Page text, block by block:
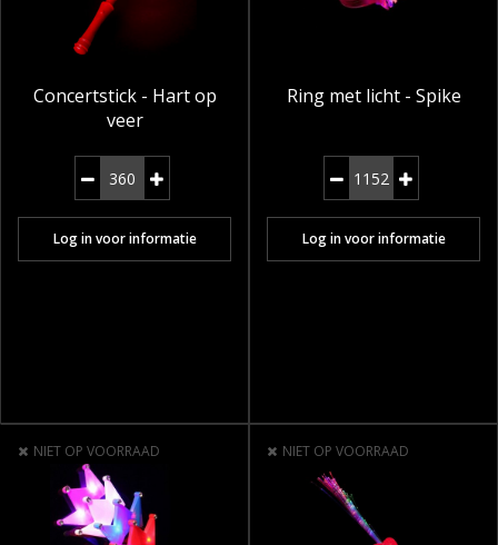
Concertstick - Hart op
veer
Log in voor informatie
Ring met licht - Spike
Log in voor informatie
NIET OP VOORRAAD NIET OP VOORRAAD